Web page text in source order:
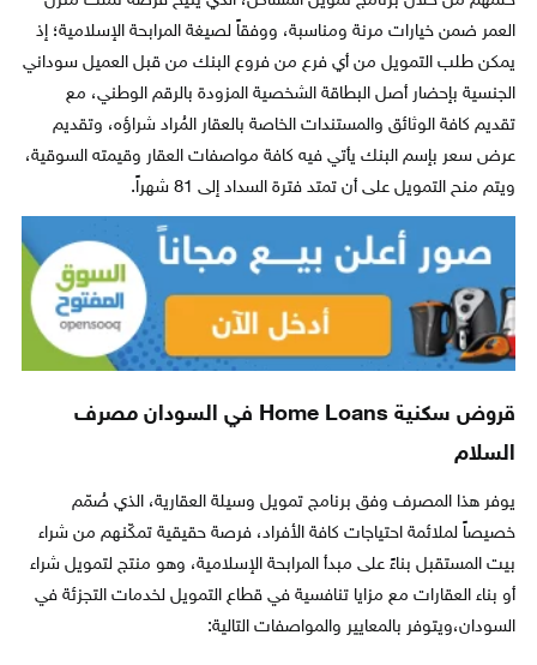
العمر ضمن خيارات مرنة ومناسبة، ووفقاً لصيغة المرابحة الإسلامية؛ إذ
يمكن طلب التمويل من أي فرع من فروع البنك من قبل العميل سوداني
الجنسية بإحضار أصل البطاقة الشخصية المزودة بالرقم الوطني، مع
تقديم كافة الوثائق والمستندات الخاصة بالعقار المُراد شراؤه، وتقديم
عرض سعر بإسم البنك يأتي فيه كافة مواصفات العقار وقيمته السوقية،
ويتم منح التمويل على أن تمتد فترة السداد إلى 81 شهراً.
قروض سكنية Home Loans في السودان مصرف
السلام
يوفر هذا المصرف وفق برنامج تمويل وسيلة العقارية، الذي صُمّم
خصيصاً لملائمة احتياجات كافة الأفراد، فرصة حقيقية تمكّنهم من شراء
بيت المستقبل بناءً على مبدأ المرابحة الإسلامية، وهو منتج لتمويل شراء
أو بناء العقارات مع مزايا تنافسية في قطاع التمويل لخدمات التجزئة في
السودان،ويتوفر بالمعايير والمواصفات التالية: